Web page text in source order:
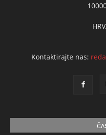
Kontaktirajte nas: